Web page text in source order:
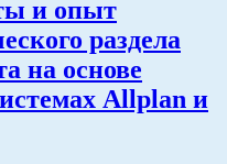
и опыт
раздела
на основе
Allplan и